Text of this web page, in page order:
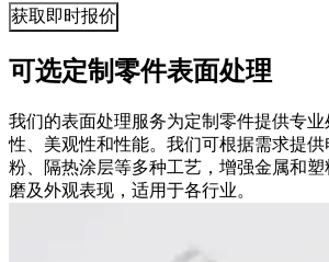
获取即时报价
可选定制零件表面处理
我们的表面处理服务为定制零件提供专业
性、美观性和性能。我们可根据需求提
粉、隔热涂层等多种工艺，增强金属和
磨及外观表现，适用于各行业。